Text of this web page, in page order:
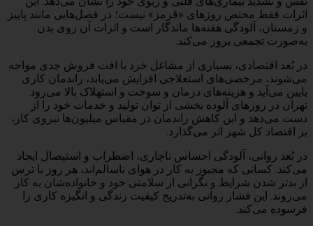
اثرات فقط مختص روزهای «قرمز» نیست؛ در فصل‌هایی مانند پاییز
و زمستان، آلودگی هفته‌ها ماندگار است و اثرات آن روی بدن
به‌صورت تجمعی بروز می‌کند.
در بُعد اقتصادی، بسیاری از مشاغل خرد با افت فروش جدی مواجه
می‌شوند، مرخصی‌های استعلاجی افزایش می‌یابد، راندمان کاری
پایین می‌آید و هزینه‌های درمان و سوخت و استهلاک بالا می‌رود.
تهران در روزهای آلوده بخشی از توان تولید و خدمات خود را از
دست می‌دهد و این کاهش راندمان در مقیاس میلیون‌ها نیروی کار،
بر اقتصاد کل شهر اثر می‌گذارد.
در بُعد روانی، آلودگی احساس ناچاری، اضطراب و استیصال ایجاد
می‌کند. کسانی که مجبور به کار در هوای ناسالم‌اند، هر روز با ترس
از بدتر شدن شرایط و نگرانی از سلامتی خود و خانواده‌شان به کار
می‌روند. این فشار روانی به‌تدریج کیفیت زندگی و انگیزه کاری را
فرسوده می‌کند.